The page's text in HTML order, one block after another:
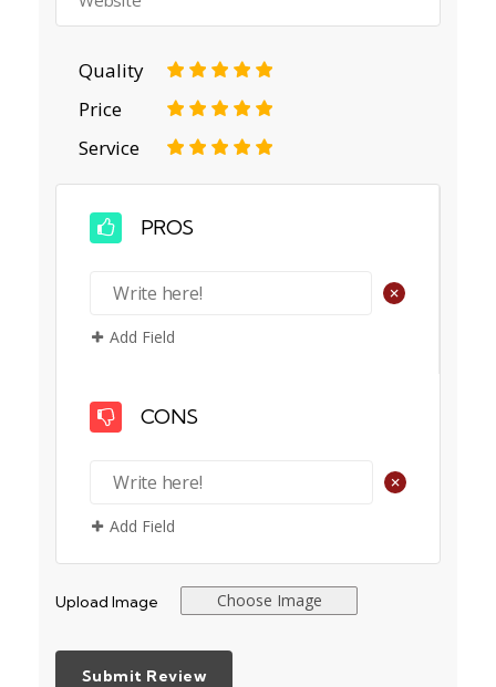
Quality 5
4
3
2
Price 5
4
3
2
Service 5
4
3
2
PROS
+
Add Field
CONS
+
Add Field
Upload Image Choose Image